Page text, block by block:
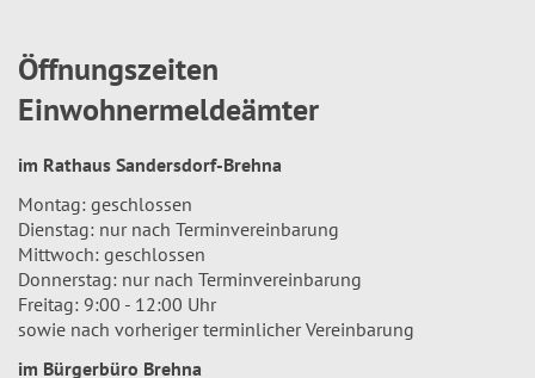
Öffnungszeiten
Einwohnermeldeämter
im Rathaus Sandersdorf-Brehna
Montag: geschlossen
Dienstag: nur nach Terminvereinbarung
Mittwoch: geschlossen
Donnerstag: nur nach Terminvereinbarung
Freitag: 9:00 - 12:00 Uhr
sowie nach vorheriger terminlicher Vereinbarung
im Bürgerbüro Brehna